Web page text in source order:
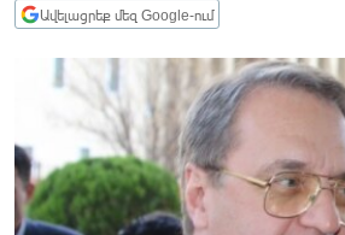
ՊԱՏԵՐԱԶՄԻ 6 ՇԱԲԱԹՆԵՐԸ
ՏԱՐԱԾԱՇՐՋԱՆ
ՄԻՋԱԶԳԱՅԻՆ
ՄՇԱԿՈՒՅԹ
ՍՊՈՐՏ
ՄԵԿՆԱԲԱՆՈՒԹՅՈՒՆ
Ավելացրեք մեզ Google-ում